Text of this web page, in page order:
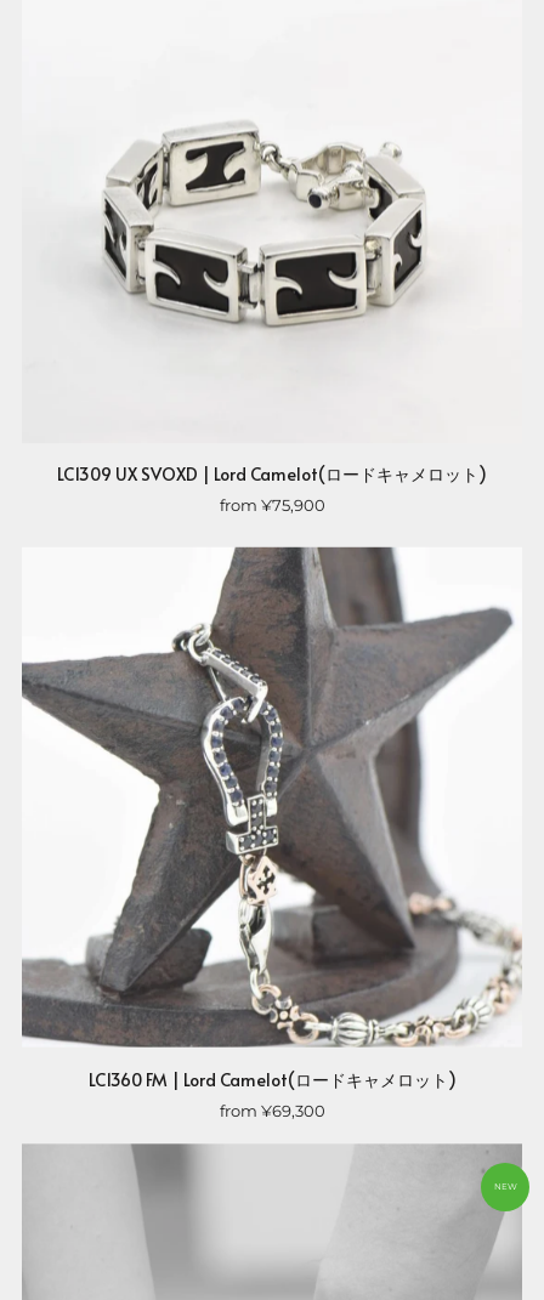
LC1309 UX SVOXD | Lord Camelot(ロードキャメロット)
from ¥75,900
LC1360 FM | Lord Camelot(ロードキャメロット)
from ¥69,300
NEW